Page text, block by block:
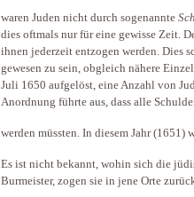
waren Juden nicht durch sogenannte
dies oftmals nur für eine gewisse Zeit.
ihnen jederzeit entzogen werden. Dies
gewesen zu sein, obgleich nähere
Juli 1650 aufgelöst, eine Anzahl von
Anordnung führte aus, dass alle
werden müssten. In diesem Jahr (1651)
Es ist nicht bekannt, wohin sich die
Burmeister, zogen sie in jene Orte